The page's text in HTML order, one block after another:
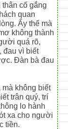
cố gắng
quan
Ấy thế mà
không thành
quá rõ,
đau vì biết
Đàn bà đau
không biết
trân quý, trí
lo hành
xa cho người
tiền.